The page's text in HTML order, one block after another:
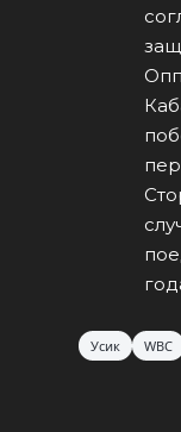
Усик WBC